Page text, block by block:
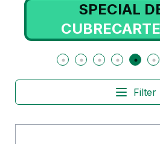
SPECIAL
Filter